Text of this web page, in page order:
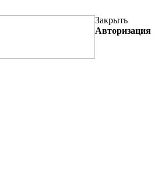
Закрыть
Авторизация